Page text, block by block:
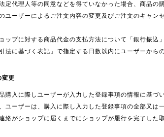
定代理人等の同意などを得ていなかった場合、商品の
ユーザーによるご注文内容の変更及びご注文のキャ
ップに対する商品代金の支払方法について「銀行振
法に基づく表記」で指定する日数以内にユーザーから
更
購入に際しユーザーが入力した登録事項の情報に基づ
ユーザーは、購入に際し入力した登録事項の全部又
絡がショップに届くまでにショップが履行を完了した